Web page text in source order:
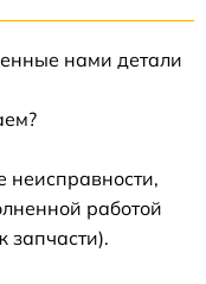
нами детали
неисправности,
работой
запчасти).